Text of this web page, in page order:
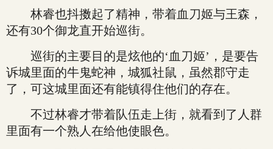
林睿也抖擞起了精神，带着血刀姬与王森，
还有30个御龙直开始巡街。
巡街的主要目的是炫他的‘血刀姬’，是要告
诉城里面的牛鬼蛇神，城狐社鼠，虽然郡守走
了，可这城里面还有能镇得住他们的存在。
不过林睿才带着队伍走上街，就看到了人群
里面有一个熟人在给他使眼色。